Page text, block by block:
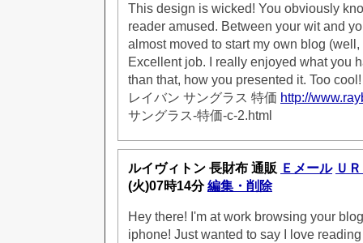
This design is wicked! You obviously
reader amused. Between your wit and
almost moved to start my own blog
Excellent job. I really enjoyed what you
than that, how you presented it. Too cool!
レイバン サングラス 特価 http://
サングラス-特価-c-2.html
ルイヴィトン 長財布 通販 Ｅメール Ｕ
(火)07時14分編集・削除
Hey there! I'm at work browsing your
iphone! Just wanted to say I love